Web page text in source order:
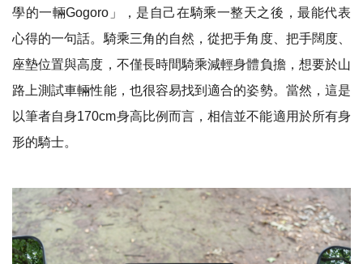
學的一輛Gogoro 」，是自己在騎乘一整天之後，最能代表
心得的一句話。騎乘三角的自然，從把手角度、把手闊度、
座墊位置與高度，不僅長時間騎乘減輕身體負擔，想要於山
路上測試車輛性能，也很容易找到適合的姿勢。當然，這是
以筆者自身170cm身高比例而言，相信並不能適用於所有身
形的騎士。